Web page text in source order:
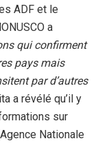
ADF et le
a
qui confirment
pays mais
par d’autres
a révélé qu’il y
sur
Nationale